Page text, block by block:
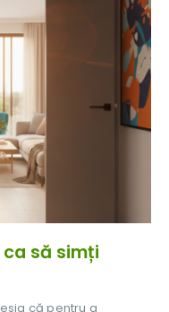
să simți
că pentru a